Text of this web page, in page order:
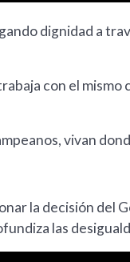
dignidad a
con el mismo
vivan
la decisión del
las